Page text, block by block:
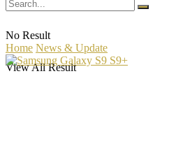
No Result
View All Result
Home News & Update